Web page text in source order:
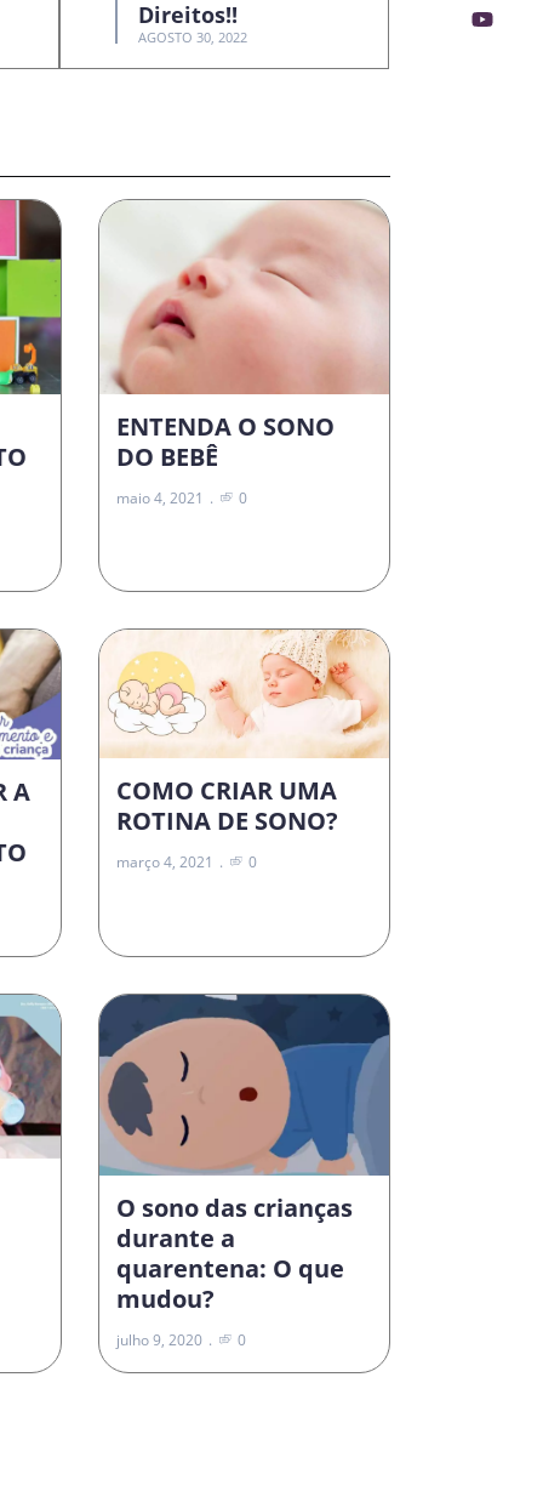
Direitos!!
AGOSTO 30, 2022
ENTENDA O SONO
DO BEBÊ
maio 4, 2021 0
A
COMO CRIAR UMA
ROTINA DE SONO?
março 4, 2021 0
O sono das crianças
durante a
quarentena: O que
mudou?
julho 9, 2020 0